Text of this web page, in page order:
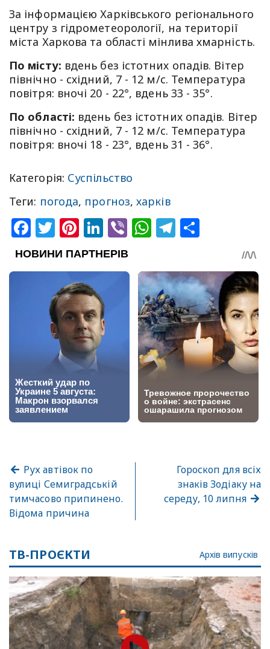
За інформацією Харківського регіонального
центру з гідрометеорології, на території
міста Харкова та області мінлива хмарність.
По місту: вдень без істотних опадів. Вітер
північно - східний, 7 - 12 м/с. Температура
повітря: вночі 20 - 22°, вдень 33 - 35°.
По області: вдень без істотних опадів. Вітер
північно - східний, 7 - 12 м/с. Температура
повітря: вночі 18 - 23°, вдень 31 - 36°.
Категорія: Суспільство
Теги: погода, прогноз,харків
Facebook
Twitter
Pinterest
LinkedIn
ViberWhatsApp
Telegram
Рух автівок по
вулиці Семиградській
тимчасово припинено.
Відома причина
Гороскоп для всіх
знаків Зодіаку на
середу, 10 липня
ТВ-ПРОЄКТИ Архів випусків